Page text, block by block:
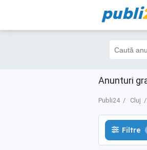
publi
Anunturi
Publi24 Cluj
Filtre 2
Filtre